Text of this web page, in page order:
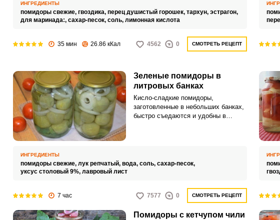
ИНГРЕДИЕНТЫ
помидоры свежие, гвоздика, перец душистый горошек, тархун, эстрагон,
для маринада:, сахар-песок, соль, лимонная кислота
35 мин 26.86 кКал 4562 0 СМОТРЕТЬ РЕЦЕПТ
Зеленые помидоры в
литровых банках
Кисло-сладкие помидоры,
заготовленные в небольших банках,
быстро съедаются и удобны в
ИНГРЕДИЕНТЫ
помидоры свежие, лук репчатый, вода, соль, сахар-песок,
уксус столовый 9%, лавровый лист
7 час 7577 0 СМОТРЕТЬ РЕЦЕПТ
Помидоры с кетчупом чили